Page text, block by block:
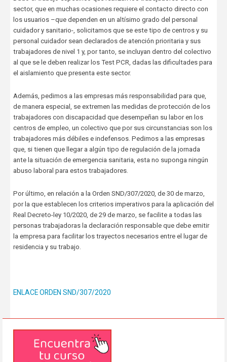
sector, que en muchas ocasiones requiere el contacto directo con
los usuarios –que dependen en un altísimo grado del personal
cuidador y sanitario-, solicitamos que se este tipo de centros y su
personal cuidador sean declarados de atención prioritaria y sus
trabajadores de nivel 1 y, por tanto, se incluyan dentro del colectivo
al que se le deben realizar los Test PCR, dadas las dificultades para
el aislamiento que presenta este sector.
Además, pedimos a las empresas más responsabilidad para que,
de manera especial, se extremen las medidas de protección de los
trabajadores con discapacidad que desempeñan su labor en los
centros de empleo, un colectivo que por sus circunstancias son los
trabajadores más débiles e indefensos. Pedimos a las empresas
que, si tienen que llegar a algún tipo de regulación de la jornada
ante la situación de emergencia sanitaria, esta no suponga ningún
abuso laboral para estos trabajadores.
Por último, en relación a la Orden SND/307/2020, de 30 de marzo,
por la que establecen los criterios imperativos para la aplicación del
Real Decreto-ley 10/2020, de 29 de marzo, se facilite a todas las
personas trabajadoras la declaración responsable que debe emitir
la empresa para facilitar los trayectos necesarios entre el lugar de
residencia y su trabajo.
ENLACE ORDEN SND/307/2020